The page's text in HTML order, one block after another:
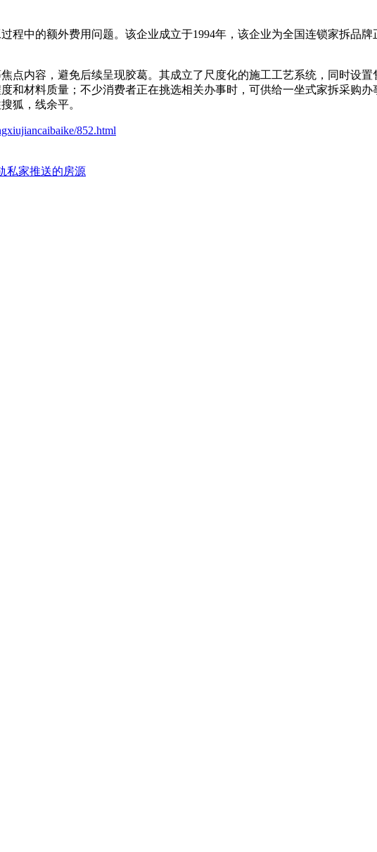
中的额外费用问题。该企业成立于1994年，该企业为全国连锁家拆品
内容，避免后续呈现胶葛。其成立了尺度化的施工工艺系统，同时设置
和材料质量；不少消费者正在挑选相关办事时，可供给一坐式家拆采购
狐，线余平。
852.html
私家推送的房源